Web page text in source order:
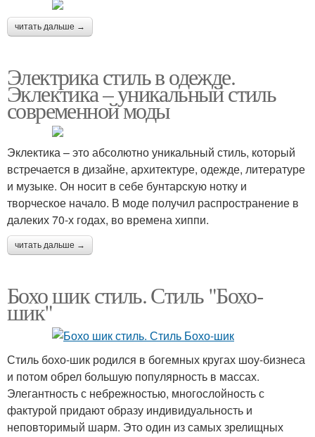
читать дальше →
Электрика стиль в одежде.
Эклектика – уникальный стиль
современной моды
Эклектика – это абсолютно уникальный стиль, который
встречается в дизайне, архитектуре, одежде, литературе
и музыке. Он носит в себе бунтарскую нотку и
творческое начало. В моде получил распространение в
далеких 70-х годах, во времена хиппи.
читать дальше →
Бохо шик стиль. Стиль "Бохо-
шик"
Стиль бохо-шик родился в богемных кругах шоу-бизнеса
и потом обрел большую популярность в массах.
Элегантность с небрежностью, многослойность с
фактурой придают образу индивидуальность и
неповторимый шарм. Это один из самых зрелищных